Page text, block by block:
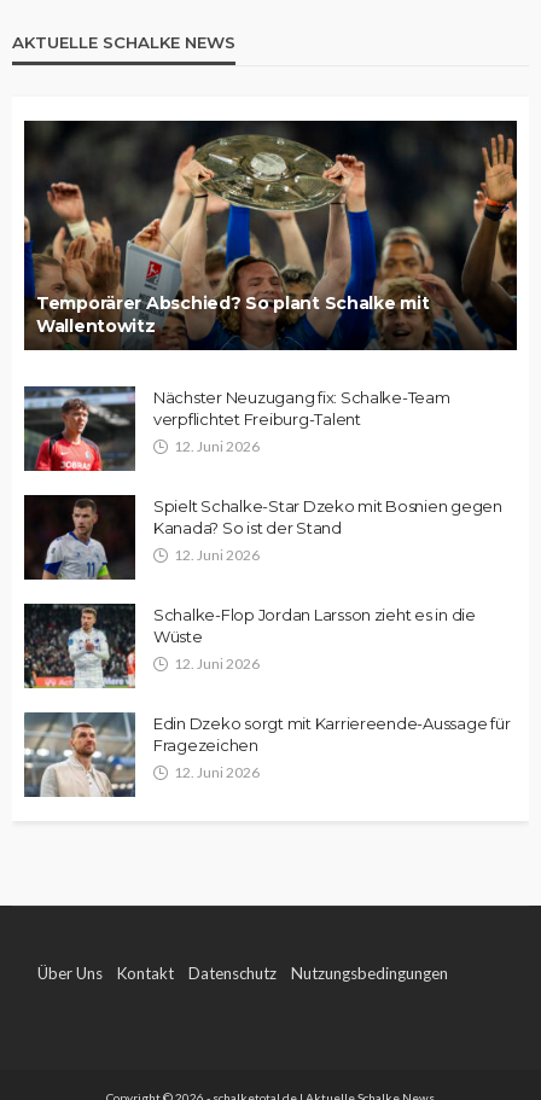
AKTUELLE SCHALKE NEWS
Temporärer Abschied? So plant Schalke mit
Wallentowitz
Nächster Neuzugang fix: Schalke-Team
verpflichtet Freiburg-Talent
12. Juni 2026
Spielt Schalke-Star Dzeko mit Bosnien gegen
Kanada? So ist der Stand
12. Juni 2026
Schalke-Flop Jordan Larsson zieht es in die
Wüste
12. Juni 2026
Edin Dzeko sorgt mit Karriereende-Aussage für
Fragezeichen
12. Juni 2026
Über Uns Kontakt Datenschutz Nutzungsbedingungen